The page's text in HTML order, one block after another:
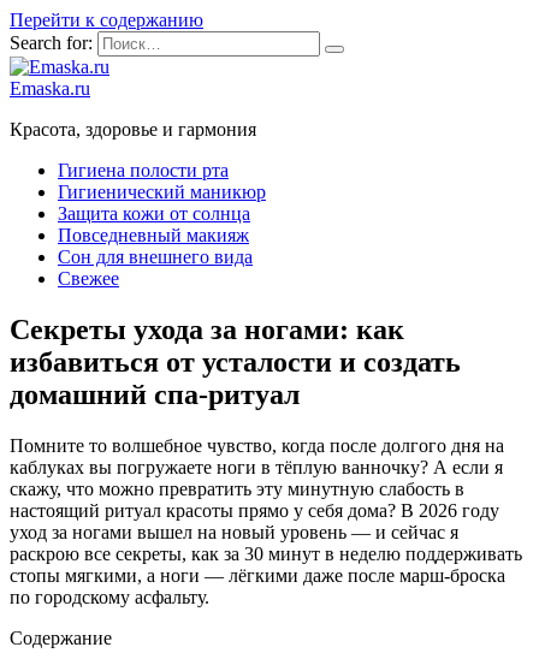
Перейти к содержанию
Search for:
Emaska.ru
Красота, здоровье и гармония
Гигиена полости рта
Гигиенический маникюр
Защита кожи от солнца
Повседневный макияж
Сон для внешнего вида
Свежее
Секреты ухода за ногами: как
избавиться от усталости и создать
домашний спа-ритуал
Помните то волшебное чувство, когда после долгого дня на
каблуках вы погружаете ноги в тёплую ванночку? А если я
скажу, что можно превратить эту минутную слабость в
настоящий ритуал красоты прямо у себя дома? В 2026 году
уход за ногами вышел на новый уровень — и сейчас я
раскрою все секреты, как за 30 минут в неделю поддерживать
стопы мягкими, а ноги — лёгкими даже после марш-броска
по городскому асфальту.
Содержание